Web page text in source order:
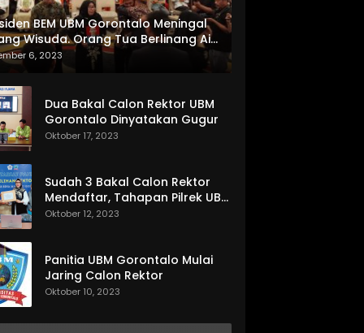
BEM UBM Gorontalo Meningal
Wisuda. Orang Tua Berlinang Air
Menerima SKL dan Pemasangan
6, 2023
Dua Bakal Calon Rektor UBM
Gorontalo Dinyatakan Gugur
Oktober 17, 2023
Sudah 3 Bakal Calon Rektor
Mendaftar, Tahapan Pilrek UBM
Gorontalo Makin Seru
Oktober 12, 2023
Panitia UBM Gorontalo Mulai
Jaring Calon Rektor
Oktober 10, 2023